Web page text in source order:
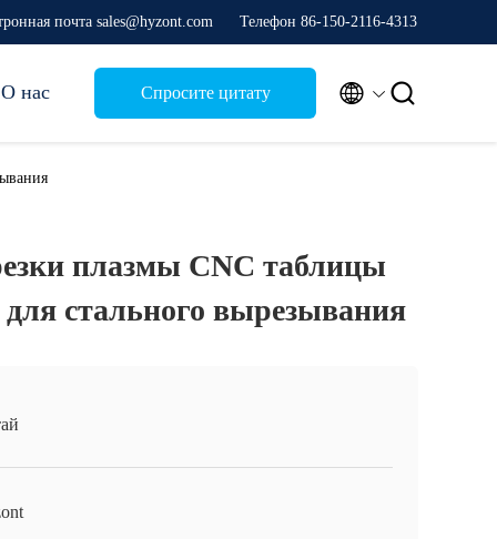
почта sales@hyzont.com Телефон 86-150-2116-4313
О нас Спросите цитату  
плазмы CNC таблицы
для стального вырезывания